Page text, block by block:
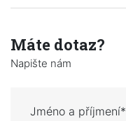
Máte dotaz?
Napište nám
Jméno a příjmení*